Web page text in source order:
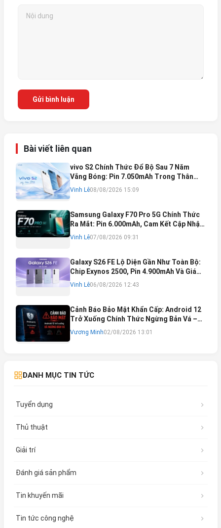
Gửi bình luận
Bài viết liên quan
vivo S2 Chính Thức Đổ Bộ Sau 7 Năm
Vắng Bóng: Pin 7.050mAh Trong Thân
Máy Mỏng Nhẹ Khó Tin
Vinh Lê08/08/2026 15:09
Samsung Galaxy F70 Pro 5G Chính Thức
Ra Mắt: Pin 6.000mAh, Cam Kết Cập Nhật
Phần Mềm 6 Năm
Vinh Lê07/08/2026 09:31
Galaxy S26 FE Lộ Diện Gần Như Toàn Bộ:
Chip Exynos 2500, Pin 4.900mAh Và Giá
Bán Dự Kiến
Vinh Lê06/08/2026 12:43
Cảnh Báo Bảo Mật Khẩn Cấp: Android 12
Trở Xuống Chính Thức Ngừng Bản Vá –
Rủi Ro Mất Tài Khoản Ngân Hàng & Cách
Khắc Phục
Vương Minh02/08/2026 13:01
DANH MỤC TIN TỨC
Tuyển dụng
Thủ thuật
Giải trí
Đánh giá sản phẩm
Tin khuyến mãi
Tin tức công nghệ